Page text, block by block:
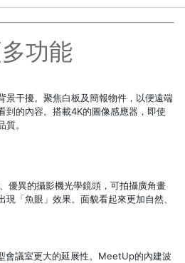
功能
景干擾。聚焦白板及簡報物件，以便遠端
到的內容。搭載4K的圖像感應器，即使
。
優異的攝影機光學鏡頭，可拍攝廣角畫
「魚眼」效果。面貌看起來更加自然、
會議室更大的延展性。MeetUp的內建波